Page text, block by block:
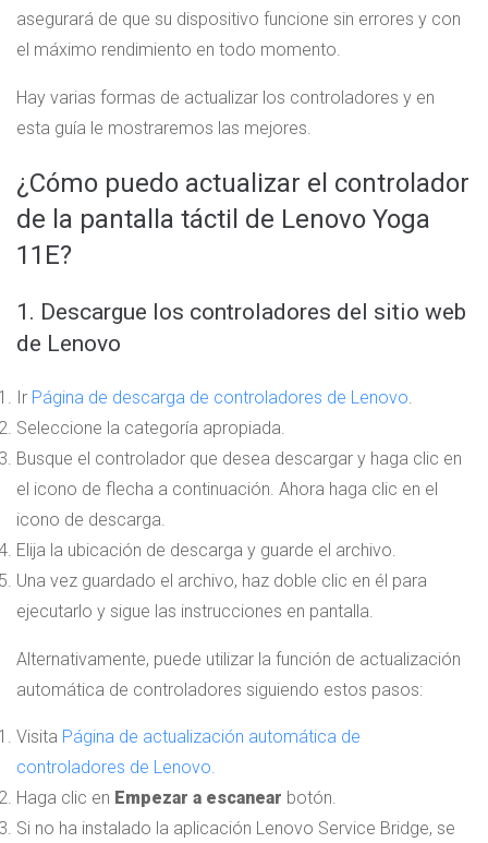
asegurará de que su dispositivo funcione sin errores y con
el máximo rendimiento en todo momento.
Hay varias formas de actualizar los controladores y en
esta guía le mostraremos las mejores.
¿Cómo puedo actualizar el controlador
de la pantalla táctil de Lenovo Yoga
11E?
1. Descargue los controladores del sitio web
de Lenovo
Ir Página de descarga de controladores de Lenovo.
Seleccione la categoría apropiada.
Busque el controlador que desea descargar y haga clic en
el icono de flecha a continuación. Ahora haga clic en el
icono de descarga.
Elija la ubicación de descarga y guarde el archivo.
Una vez guardado el archivo, haz doble clic en él para
ejecutarlo y sigue las instrucciones en pantalla.
Alternativamente, puede utilizar la función de actualización
automática de controladores siguiendo estos pasos:
Visita Página de actualización automática de
controladores de Lenovo.
Haga clic en Empezar a escanear botón.
Si no ha instalado la aplicación Lenovo Service Bridge, se